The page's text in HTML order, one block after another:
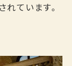
ています。